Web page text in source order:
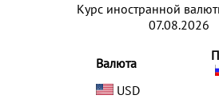
Курс иностранной
07.08.2026
Валюта
USD